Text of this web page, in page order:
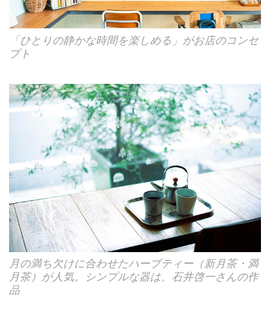
「ひとりの静かな時間を楽しめる」がお店のコンセ
プト
月の満ち欠けに合わせたハーブティー（新月茶・満
月茶）が人気。シンプルな器は、石井啓一さんの作
品